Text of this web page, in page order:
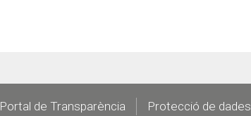
Portal de Transparència Protecció de dades